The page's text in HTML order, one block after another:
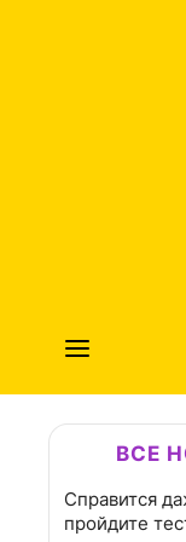
ВСЕ
Справится
пройдите